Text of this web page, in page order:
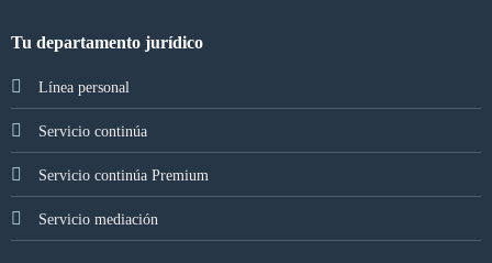
Tu departamento jurídico
Línea personal
Servicio continúa
Servicio continúa Premium
Servicio mediación